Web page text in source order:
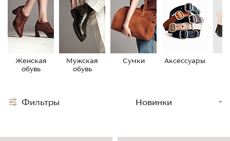
Женская
обувь
Мужская
обувь
Сумки Аксессуары
Фильтры